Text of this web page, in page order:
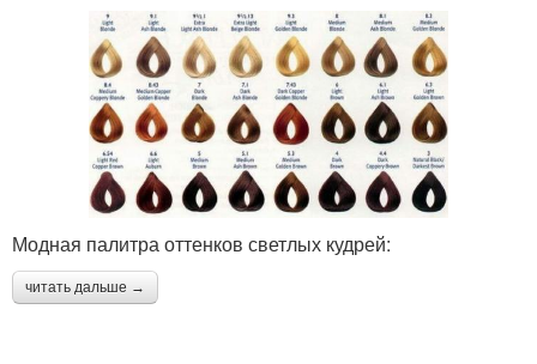
Модная палитра оттенков светлых кудрей:
читать дальше →